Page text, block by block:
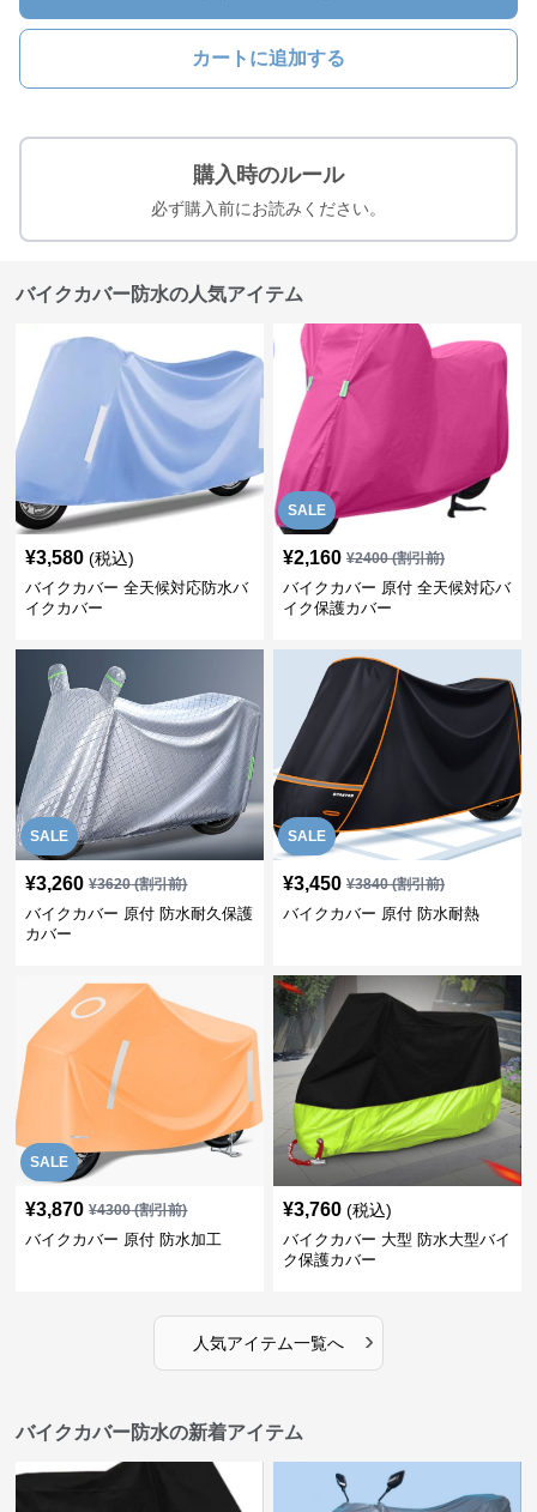
カートに追加する
購入時のルール
必ず購入前にお読みください。
バイクカバー防水の人気アイテム
¥3,580 (税込)
バイクカバー 全天候対応防水バ
イクカバー
SALE
¥2,160 ¥2400(割引前)
バイクカバー 原付 全天候対応バ
イク保護カバー
SALE
¥3,260 ¥3620(割引前)
バイクカバー 原付 防水耐久保護
カバー
SALE
¥3,450 ¥3840(割引前)
バイクカバー 原付 防水耐熱
SALE
¥3,870 ¥4300(割引前)
バイクカバー 原付 防水加工
¥3,760 (税込)
バイクカバー 大型 防水大型バイ
ク保護カバー
人気アイテム一覧へ ›
バイクカバー防水の新着アイテム